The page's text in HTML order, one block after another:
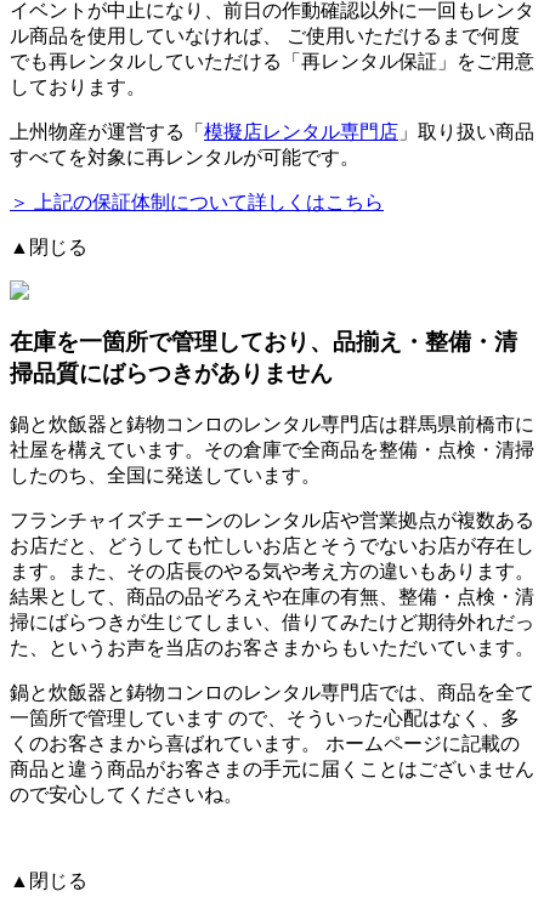
イベントが中止になり、前日の作動確認以外に一回もレンタ
ル商品を使用していなければ、
ご使用いただけるまで何度
でも再レンタルしていただける「再レンタル保証」をご用意
しております。
上州物産が運営する「 模擬店レンタル専門店 」取り扱い商品
すべてを対象に再レンタルが可能です。
＞ 上記の保証体制について詳しくはこちら
▲閉じる
在庫を一箇所で管理しており、品揃え・整備・清
掃品質にばらつきがありません
鍋と炊飯器と鋳物コンロのレンタル専門店は群馬県前橋市に
社屋を構えています。その倉庫で全商品を整備・点検・清掃
したのち、全国に発送しています。
フランチャイズチェーンのレンタル店や営業拠点が複数ある
お店だと、どうしても忙しいお店とそうでないお店が存在し
ます。また、その店長のやる気や考え方の違いもあります。
結果として、商品の品ぞろえや在庫の有無、整備・点検・清
掃にばらつきが生じてしまい、借りてみたけど期待外れだっ
た、というお声を当店のお客さまからもいただいています。
鍋と炊飯器と鋳物コンロのレンタル専門店では、 商品を全て
一箇所で管理しています ので、そういった心配はなく、多
くのお客さまから喜ばれています。
ホームページに記載の
商品と違う商品がお客さまの手元に届くことはございません
ので安心してくださいね。
▲閉じる